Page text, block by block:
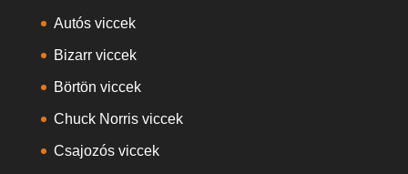
Autós viccek
Bizarr viccek
Börtön viccek
Chuck Norris viccek
Csajozós viccek